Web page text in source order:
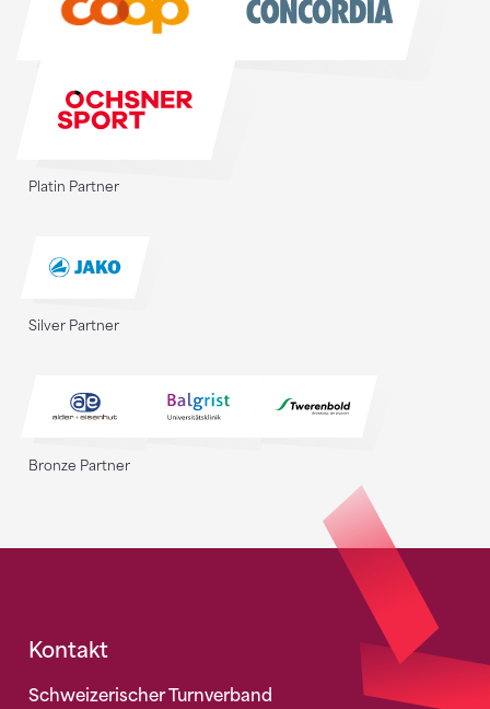
Platin Partner
Silver Partner
Bronze Partner
Fusszeile
Kontakt
Schweizerischer Turnverband